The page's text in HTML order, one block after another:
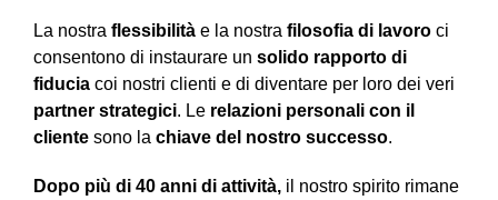
La nostra flessibilità e la nostra filosofia di lavoro ci
consentono di instaurare un solido rapporto di
fiducia coi nostri clienti e di diventare per loro dei veri
partner strategici. Le relazioni personali con il
cliente sono la chiave del nostro successo.
Dopo più di 40 anni di attività, il nostro spirito rimane